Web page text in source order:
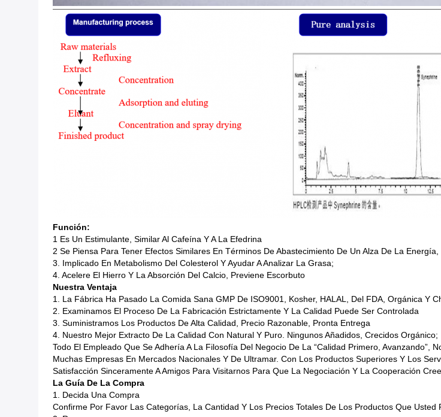
Función:
1 Es Un Estimulante, Similar Al Cafeína Y A La Efedrina
2 Se Piensa Para Tener Efectos Similares En Términos De Abastecimiento De Un Alza De La
3. Implicado En Metabolismo Del Colesterol Y Ayudar A Analizar La Grasa;
4. Acelere El Hierro Y La Absorción Del Calcio, Previene Escorbuto
Nuestra Ventaja
1. La Fábrica Ha Pasado La Comida Sana GMP De ISO9001, Kosher, HALAL, Del FDA, Orgánica Y
2. Examinamos El Proceso De La Fabricación Estrictamente Y La Calidad Puede Ser Controlada
3. Suministramos Los Productos De Alta Calidad, Precio Razonable, Pronta Entrega
4. Nuestro Mejor Extracto De La Calidad Con Natural Y Puro. Ningunos Añadidos, Crecidos Orgánico;
Todo El Empleado Que Se Adhería A La Filosofía Del Negocio De La “calidad Primero, Avanzando”,
Muchas Empresas En Mercados Nacionales Y De Ultramar. Con Los Productos Superiores Y Los
Satisfacción Sinceramente A Amigos Para Visitarnos Para Que La Negociación Y La Cooperación
La Guía De La Compra
1. Decida Una Compra
Confirme Por Favor Las Categorías, La Cantidad Y Los Precios Totales De Los Productos Que